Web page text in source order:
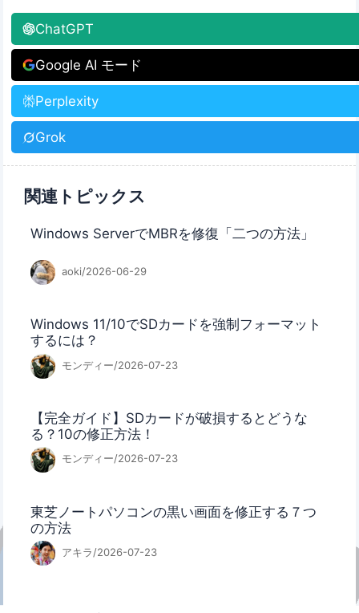
ChatGPT
Google AI モード
Perplexity
Grok
関連トピックス
Windows ServerでMBRを修復「二つの方法」
aoki/2026-06-29
Windows 11/10でSDカードを強制フォーマット
するには？
モンディー/2026-07-23
【完全ガイド】SDカードが破損するとどうな
る？10の修正方法！
モンディー/2026-07-23
東芝ノートパソコンの黒い画面を修正する７つ
の方法
アキラ/2026-07-23